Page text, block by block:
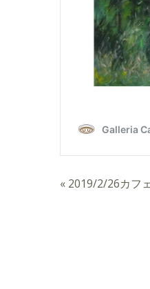
« 2019/2/26カフ